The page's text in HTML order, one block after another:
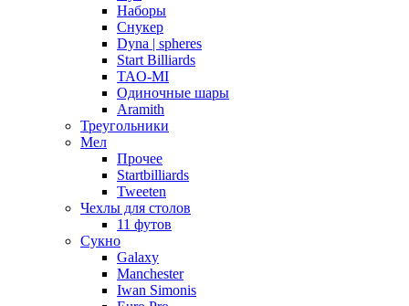
Наборы
Снукер
Dyna | spheres
Start Billiards
TAO-MI
Одиночные шары
Aramith
Треугольники
Мел
Прочее
Startbilliards
Tweeten
Чехлы для столов
11 футов
Сукно
Galaxy
Manchester
Iwan Simonis